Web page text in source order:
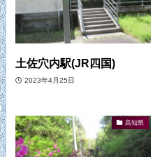
土佐穴内駅(JR四国)
2023年4月25日
高知県